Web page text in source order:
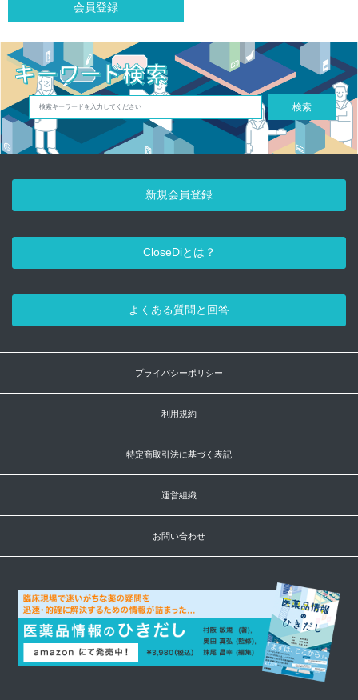
会員登録
検索
新規会員登録
CloseDiとは？
よくある質問と回答
プライバシーポリシー
利用規約
特定商取引法に基づく表記
運営組織
お問い合わせ